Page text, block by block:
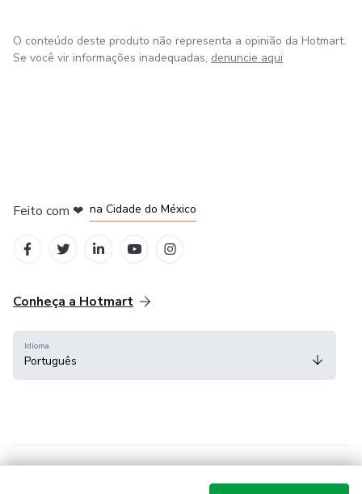
O conteúdo deste produto não representa a opinião da Hotmart.
Se você vir informações inadequadas, denuncie aqui
Feito com ❤ na Cidade do México
Conheça a Hotmart
Idioma
Português